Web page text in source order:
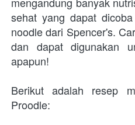
sehat yang dapat
noodle dari Spencer's.
dan dapat digunakan
apapun!
Berikut adalah resep
Proodle: